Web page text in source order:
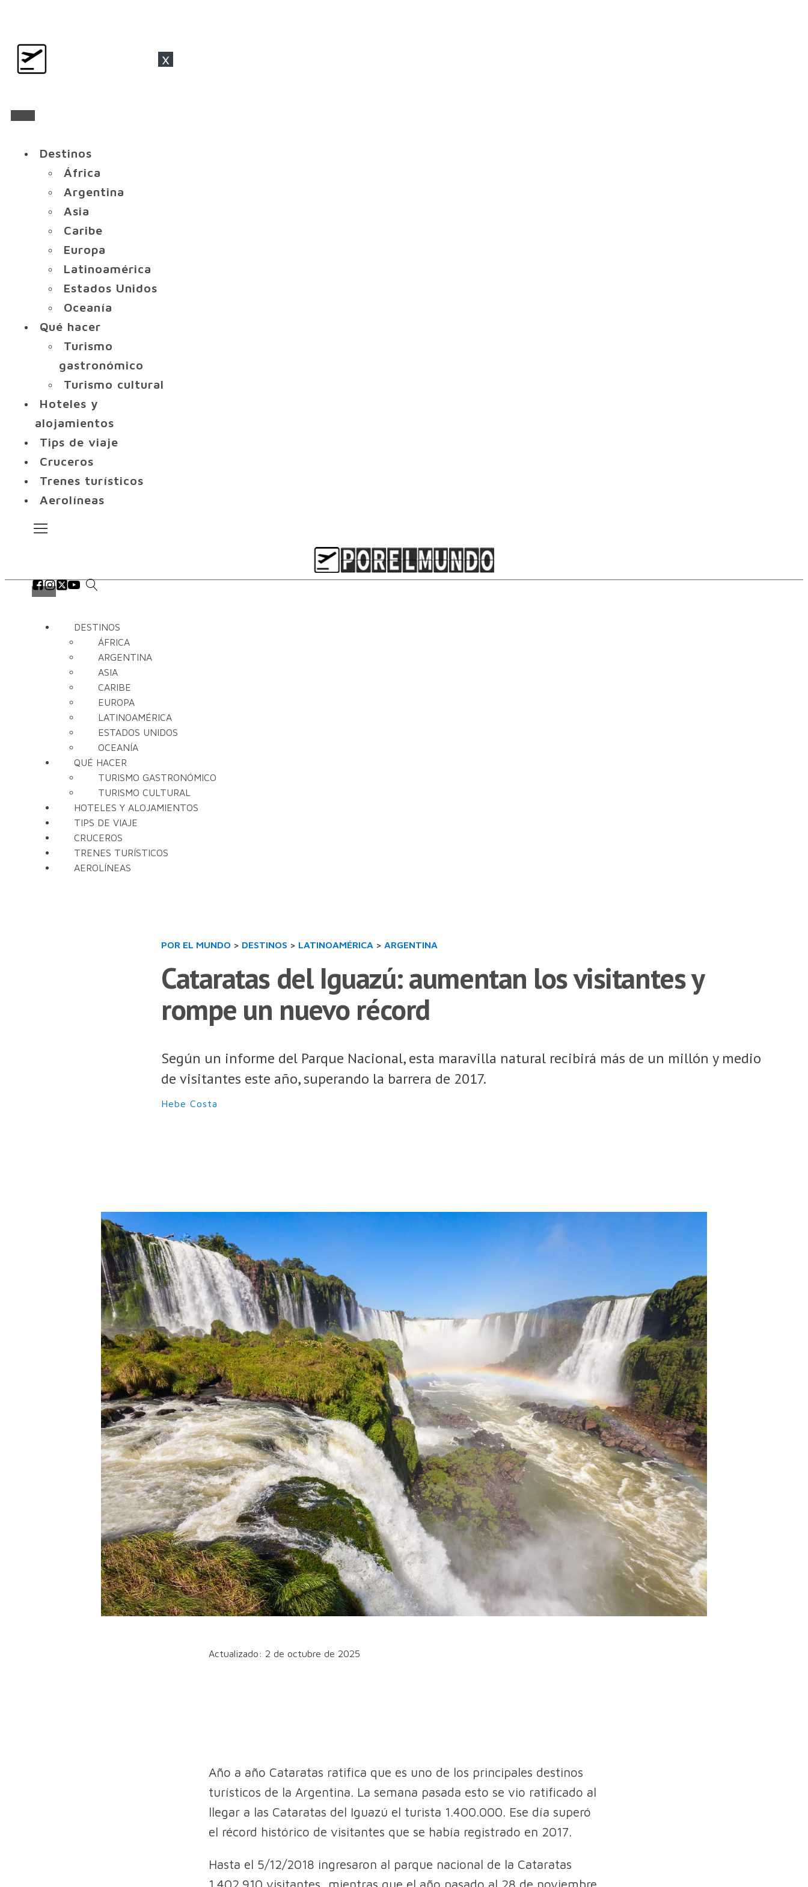
x
Destinos
África
Argentina
Asia
Caribe
Europa
Latinoamérica
Estados Unidos
Oceanía
Qué hacer
Turismo
gastronómico
Turismo cultural
Hoteles y
alojamientos
Tips de viaje
Cruceros
Trenes turísticos
Aerolíneas
DESTINOS
ÁFRICA
ARGENTINA
ASIA
CARIBE
EUROPA
LATINOAMÉRICA
ESTADOS UNIDOS
OCEANÍA
QUÉ HACER
TURISMO GASTRONÓMICO
TURISMO CULTURAL
HOTELES Y ALOJAMIENTOS
TIPS DE VIAJE
CRUCEROS
TRENES TURÍSTICOS
AEROLÍNEAS
POR EL MUNDO > DESTINOS > LATINOAMÉRICA > ARGENTINA
Cataratas del Iguazú: aumentan los visitantes y
rompe un nuevo récord
Según un informe del Parque Nacional, esta maravilla natural recibirá más de un millón y medio
de visitantes este año, superando la barrera de 2017.
Hebe Costa
Actualizado: 2 de octubre de 2025
Año a año Cataratas ratifica que es uno de los principales destinos
turísticos de la Argentina. La semana pasada esto se vio ratificado al
llegar a las Cataratas del Iguazú el turista 1.400.000. Ese día superó
el récord histórico de visitantes que se había registrado en 2017.
Hasta el 5/12/2018 ingresaron al parque nacional de la Cataratas
1.402.910 visitantes, mientras que el año pasado al 28 de noviembre